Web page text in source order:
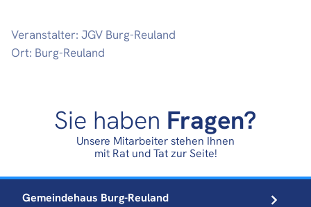
Veranstalter: JGV Burg-Reuland
Ort: Burg-Reuland
Sie haben Fragen?
Unsere Mitarbeiter stehen Ihnen
mit Rat und Tat zur Seite!
Gemeindehaus Burg-Reuland